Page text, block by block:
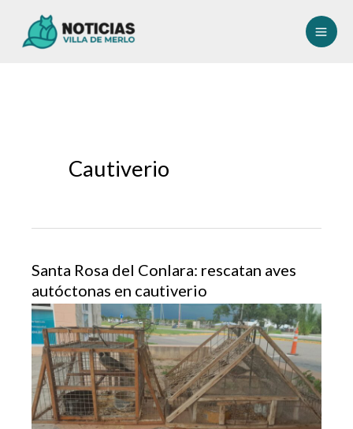
Cautiverio
Santa Rosa del Conlara: rescatan aves
autóctonas en cautiverio